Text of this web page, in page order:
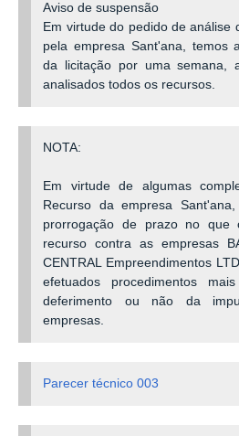
Aviso de suspensão
Em virtude do pedido de análise
pela empresa Sant'ana, temos
da licitação por uma semana,
analisados todos os recursos.
NOTA:
Em virtude de algumas
Recurso da empresa
prorrogação de prazo no que
recurso contra as empresas
CENTRAL Empreendimentos
efetuados procedimentos
deferimento ou não da
empresas.
Parecer técnico 003